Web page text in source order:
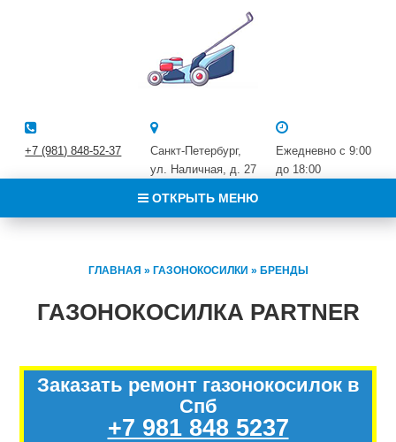
Ежедневно с 9:00
до 18:00
Санкт-Петербург,
ул. Наличная, д. 27
+7 (981) 848-52-37
ОТКРЫТЬ МЕНЮ
ГЛАВНАЯ » ГАЗОНОКОСИЛКИ » БРЕНДЫ
ГАЗОНОКОСИЛКА PARTNER
Заказать ремонт газонокосилок в
Спб
+7 981 848 5237